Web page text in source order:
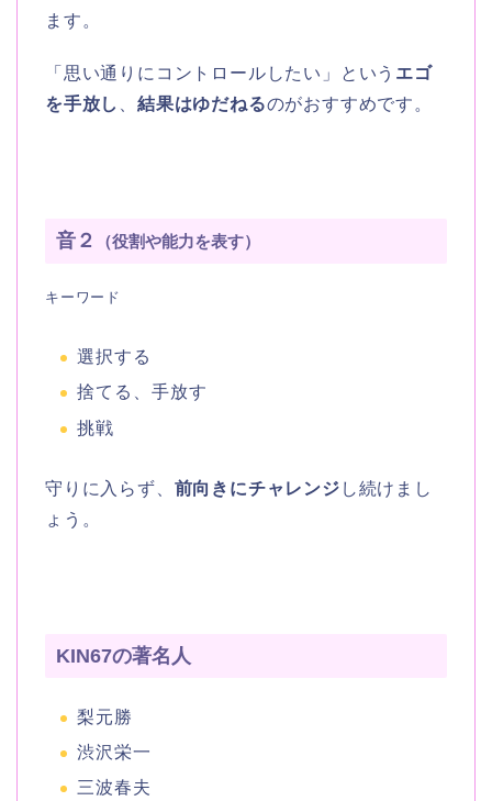
ます。
「思い通りにコントロールしたい」という エゴ
を手放し
、結果はゆだねるのがおすすめです。
音２ （役割や能力を表す）
キーワード
選択する
捨てる、手放す
挑戦
守りに入らず、 前向きにチャレンジ し続けまし
ょう。
KIN67の著名人
梨元勝
渋沢栄一
三波春夫